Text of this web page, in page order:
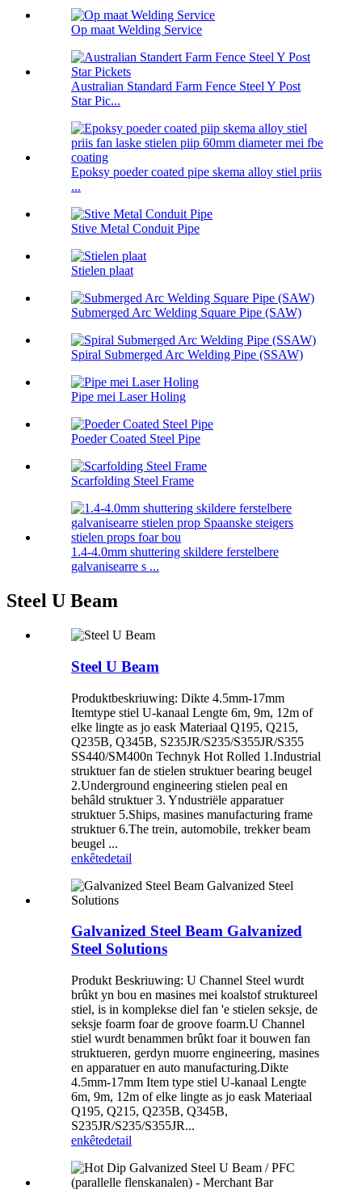
Op maat Welding Service
Australian Standard Farm Fence Steel Y Post
Star Pic...
Epoksy poeder coated pipe skema alloy stiel priis
...
Stive Metal Conduit Pipe
Stielen plaat
Submerged Arc Welding Square Pipe (SAW)
Spiral Submerged Arc Welding Pipe (SSAW)
Pipe mei Laser Holing
Poeder Coated Steel Pipe
Scarfolding Steel Frame
1.4-4.0mm shuttering skildere ferstelbere
galvanisearre s ...
Steel U Beam
Steel U Beam
Produktbeskriuwing: Dikte 4.5mm-17mm
Itemtype stiel U-kanaal Lengte 6m, 9m, 12m of
elke lingte as jo eask Materiaal Q195, Q215,
Q235B, Q345B, S235JR/S235/S355JR/S355
SS440/SM400n Technyk Hot Rolled 1.Industrial
struktuer fan de stielen struktuer bearing beugel
2.Underground engineering stielen peal en
behâld struktuer 3. Yndustriële apparatuer
struktuer 5.Ships, masines manufacturing frame
struktuer 6.The trein, automobile, trekker beam
beugel ...
enkêtedetail
Galvanized Steel Beam Galvanized
Steel Solutions
Produkt Beskriuwing: U Channel Steel wurdt
brûkt yn bou en masines mei koalstof struktureel
stiel, is in komplekse diel fan 'e stielen seksje, de
seksje foarm foar de groove foarm.U Channel
stiel wurdt benammen brûkt foar it bouwen fan
struktueren, gerdyn muorre engineering, masines
en apparatuer en auto manufacturing.Dikte
4.5mm-17mm Item type stiel U-kanaal Lengte
6m, 9m, 12m of elke lingte as jo eask Materiaal
Q195, Q215, Q235B, Q345B,
S235JR/S235/S355JR...
enkêtedetail